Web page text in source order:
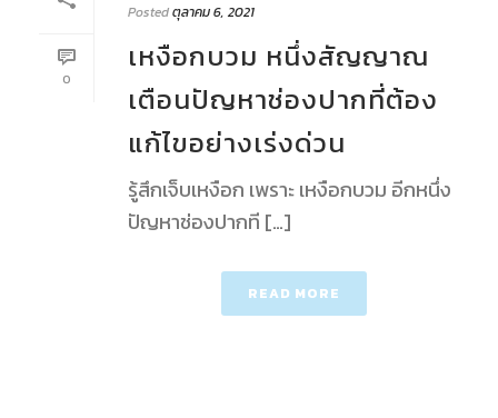
0
Postedตุลาคม 6, 2021
เหงือกบวม หนึ่งสัญญาณ
เตือนปัญหาช่องปากที่ต้อง
แก้ไขอย่างเร่งด่วน
รู้สึกเจ็บเหงือก เพราะ เหงือกบวม อีกหนึ่ง
ปัญหาช่องปากที […]
READ MORE